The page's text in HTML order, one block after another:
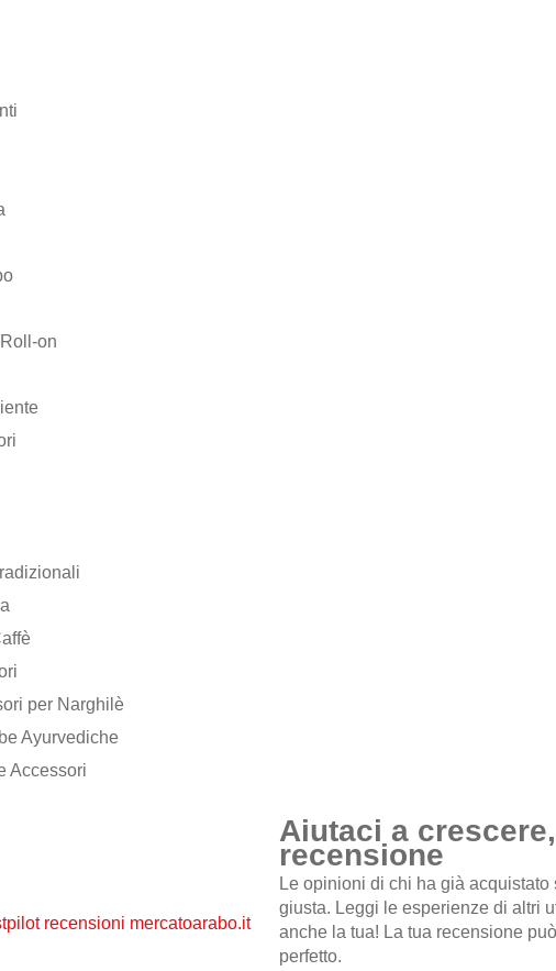
on
per Narghilè
Ayurvediche
Accessori
Aiutaci a
recensione
Le opinioni di chi ha già
giusta. Leggi le esperienze di altri
anche la tua! La tua recensione
perfetto.